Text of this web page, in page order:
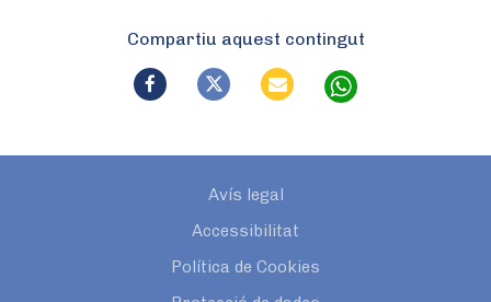
Compartiu aquest contingut
Avís legal
Accessibilitat
Política de Cookies